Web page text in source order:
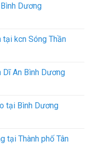
Dương
tại kcn Sóng Thần
Dĩ An Bình Dương
tại Bình Dương
tại Thành phố Tân